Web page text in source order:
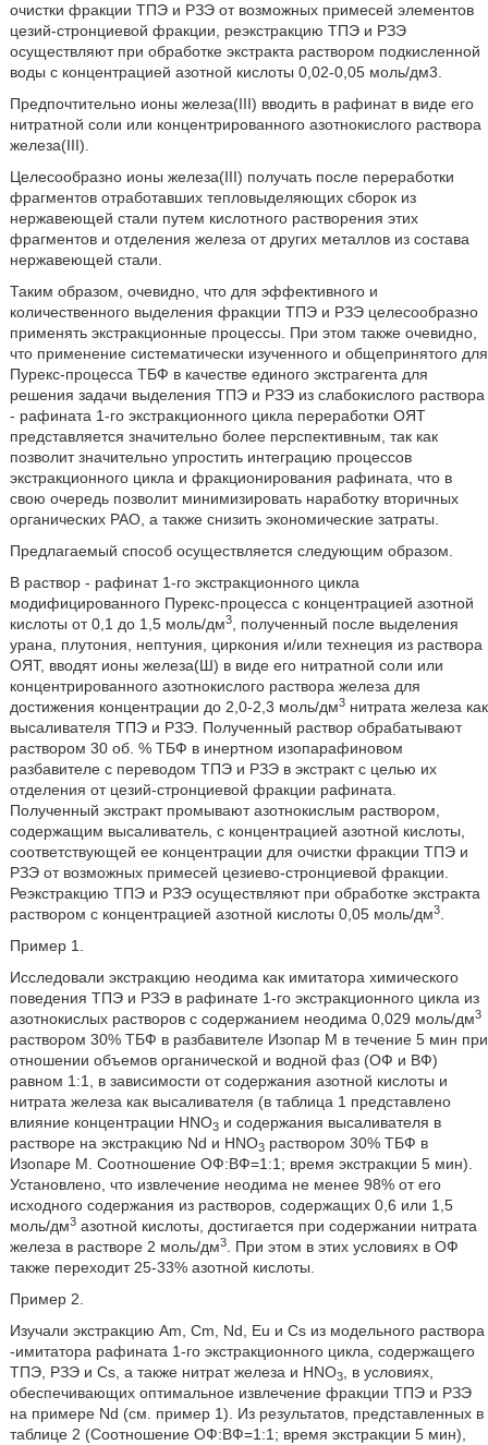
очистки фракции ТПЭ и РЗЭ от возможных примесей элементов
цезий-стронциевой фракции, реэкстракцию ТПЭ и РЗЭ
осуществляют при обработке экстракта раствором подкисленной
воды с концентрацией азотной кислоты 0,02-0,05 моль/дм3.
Предпочтительно ионы железа(III) вводить в рафинат в виде его
нитратной соли или концентрированного азотнокислого раствора
железа(III).
Целесообразно ионы железа(III) получать после переработки
фрагментов отработавших тепловыделяющих сборок из
нержавеющей стали путем кислотного растворения этих
фрагментов и отделения железа от других металлов из состава
нержавеющей стали.
Таким образом, очевидно, что для эффективного и
количественного выделения фракции ТПЭ и РЗЭ целесообразно
применять экстракционные процессы. При этом также очевидно,
что применение систематически изученного и общепринятого для
Пурекс-процесса ТБФ в качестве единого экстрагента для
решения задачи выделения ТПЭ и РЗЭ из слабокислого раствора
- рафината 1-го экстракционного цикла переработки ОЯТ
представляется значительно более перспективным, так как
позволит значительно упростить интеграцию процессов
экстракционного цикла и фракционирования рафината, что в
свою очередь позволит минимизировать наработку вторичных
органических РАО, а также снизить экономические затраты.
Предлагаемый способ осуществляется следующим образом.
В раствор - рафинат 1-го экстракционного цикла
модифицированного Пурекс-процесса с концентрацией азотной
кислоты от 0,1 до 1,5 моль/дм3, полученный после выделения
урана, плутония, нептуния, циркония и/или технеция из раствора
ОЯТ, вводят ионы железа(Ш) в виде его нитратной соли или
концентрированного азотнокислого раствора железа для
достижения концентрации до 2,0-2,3 моль/дм3нитрата железа как
высаливателя ТПЭ и РЗЭ. Полученный раствор обрабатывают
раствором 30 об. % ТБФ в инертном изопарафиновом
разбавителе с переводом ТПЭ и РЗЭ в экстракт с целью их
отделения от цезий-стронциевой фракции рафината.
Полученный экстракт промывают азотнокислым раствором,
содержащим высаливатель, с концентрацией азотной кислоты,
соответствующей ее концентрации для очистки фракции ТПЭ и
РЗЭ от возможных примесей цезиево-стронциевой фракции.
Реэкстракцию ТПЭ и РЗЭ осуществляют при обработке экстракта
раствором с концентрацией азотной кислоты 0,05 моль/дм3.
Пример 1.
Исследовали экстракцию неодима как имитатора химического
поведения ТПЭ и РЗЭ в рафинате 1-го экстракционного цикла из
азотнокислых растворов с содержанием неодима 0,029 моль/дм3
раствором 30% ТБФ в разбавителе Изопар М в течение 5 мин при
отношении объемов органической и водной фаз (ОФ и ВФ)
равном 1:1, в зависимости от содержания азотной кислоты и
нитрата железа как высаливателя (в таблица 1 представлено
влияние концентрации HNO3и содержания высаливателя в
растворе на экстракцию Nd и HNO3раствором 30% ТБФ в
Изопаре М. Соотношение ОФ:ВФ=1:1; время экстракции 5 мин).
Установлено, что извлечение неодима не менее 98% от его
исходного содержания из растворов, содержащих 0,6 или 1,5
моль/дм3азотной кислоты, достигается при содержании нитрата
железа в растворе 2 моль/дм3. При этом в этих условиях в ОФ
также переходит 25-33% азотной кислоты.
Пример 2.
Изучали экстракцию Am, Cm, Nd, Eu и Cs из модельного раствора
-имитатора рафината 1-го экстракционного цикла, содержащего
ТПЭ, РЗЭ и Cs, а также нитрат железа и HNO3, в условиях,
обеспечивающих оптимальное извлечение фракции ТПЭ и РЗЭ
на примере Nd (см. пример 1). Из результатов, представленных в
таблице 2 (Соотношение ОФ:ВФ=1:1; время экстракции 5 мин),